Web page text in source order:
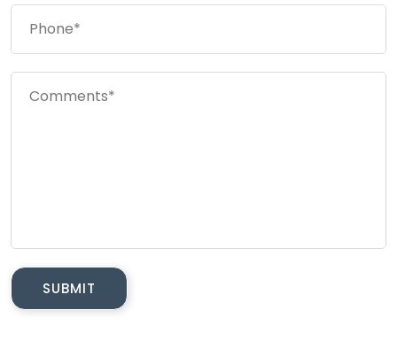
SUBMIT